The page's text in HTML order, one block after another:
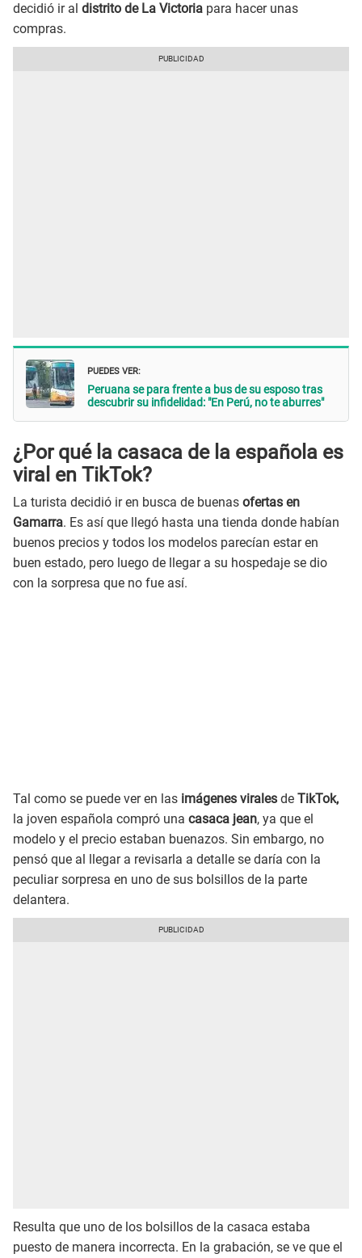
decidió ir al distrito de La Victoria para hacer unas
compras.
PUEDES VER:
Peruana se para frente a bus de su esposo tras
descubrir su infidelidad: "En Perú, no te aburres"
¿Por qué la casaca de la española es
viral en TikTok?
La turista decidió ir en busca de buenas ofertas en
Gamarra. Es así que llegó hasta una tienda donde habían
buenos precios y todos los modelos parecían estar en
buen estado, pero luego de llegar a su hospedaje se dio
con la sorpresa que no fue así.
Tal como se puede ver en las imágenes virales de TikTok,
la joven española compró una casaca jean, ya que el
modelo y el precio estaban buenazos. Sin embargo, no
pensó que al llegar a revisarla a detalle se daría con la
peculiar sorpresa en uno de sus bolsillos de la parte
delantera.
Resulta que uno de los bolsillos de la casaca estaba
puesto de manera incorrecta. En la grabación, se ve que el